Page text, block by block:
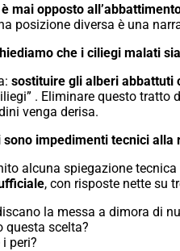
mai opposto
posizione diversa è una
che i ciliegi malati
sostituire gli alberi abbattuti
. Eliminare questo
venga derisa.
sono impedimenti tecnici alla
alcuna spiegazione
, con risposte nette su
la messa a dimora di
questa scelta?
peri?